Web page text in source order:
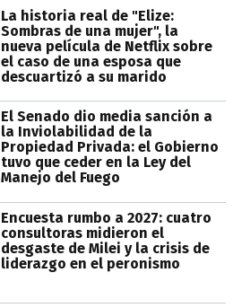
La historia real de "Elize:
Sombras de una mujer", la
nueva película de Netflix sobre
el caso de una esposa que
descuartizó a su marido
El Senado dio media sanción a
la Inviolabilidad de la
Propiedad Privada: el Gobierno
tuvo que ceder en la Ley del
Manejo del Fuego
Encuesta rumbo a 2027: cuatro
consultoras midieron el
desgaste de Milei y la crisis de
liderazgo en el peronismo